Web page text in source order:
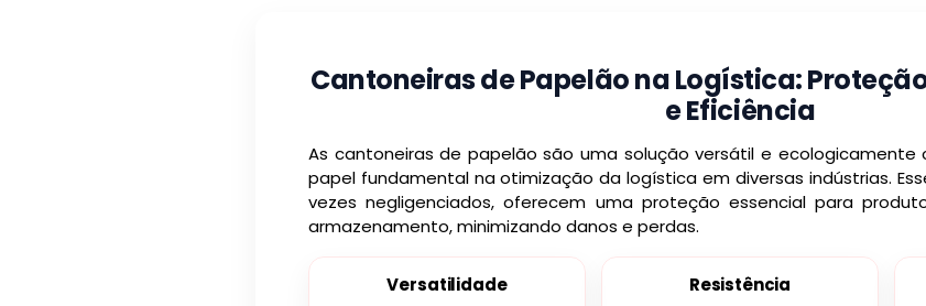
Cantoneiras de Papelão na Logística:
e Eficiência
As cantoneiras de papelão são uma solução versátil e
papel fundamental na otimização da logística em diversas indústrias.
vezes negligenciados, oferecem uma proteção essencial para
armazenamento, minimizando danos e perdas.
Versatilidade Resistência